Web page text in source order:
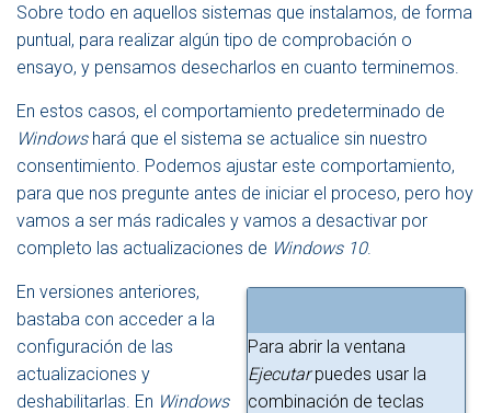
I
Sobre todo en aquellos sistemas que instalamos, de forma
puntual, para realizar algún tipo de comprobación o
ensayo, y pensamos desecharlos en cuanto terminemos.
En estos casos, el comportamiento predeterminado de
Windowshará que el sistema se actualice sin nuestro
consentimiento. Podemos ajustar este comportamiento,
para que nos pregunte antes de iniciar el proceso, pero hoy
vamos a ser más radicales y vamos a desactivar por
completo las actualizaciones de Windows 10.
Para abrir la ventana
Ejecutarpuedes usar la
combinación de teclas
En versiones anteriores,
bastaba con acceder a la
configuración de las
actualizaciones y
deshabilitarlas. En Windows